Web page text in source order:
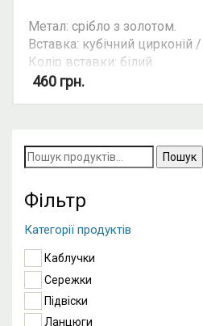
Метал: срібло з золотом.
Вставка: кубічний цирконій /
Колір вставки: білий.
Можливість комплекту: так.
460 грн.
Пошук
за
запитом:
Фільтр
Категорії продуктів
Каблучки
Сережки
Підвіски
Ланцюги